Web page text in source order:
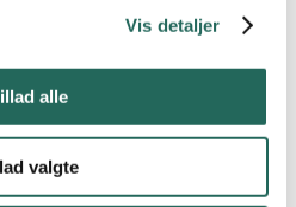
Vis detaljer
alle
valgte
yder tilskud til Dansk Skoleidræt
om et deltagergebyr på kr. 300 pr.